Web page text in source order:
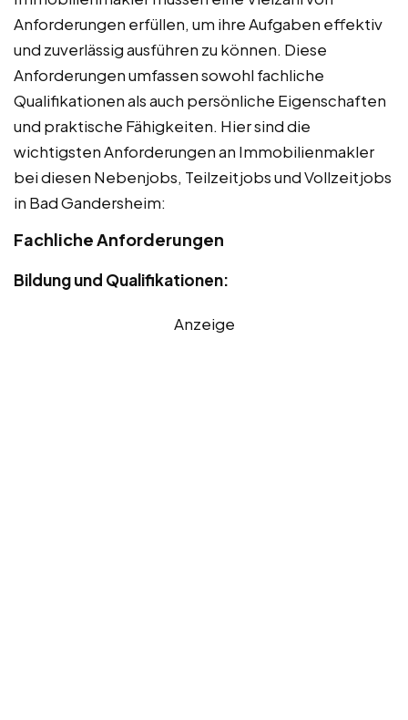
Anforderungen erfüllen, um ihre Aufgaben effektiv
und zuverlässig ausführen zu können. Diese
Anforderungen umfassen sowohl fachliche
Qualifikationen als auch persönliche Eigenschaften
und praktische Fähigkeiten. Hier sind die
wichtigsten Anforderungen an Immobilienmakler
bei diesen Nebenjobs, Teilzeitjobs und Vollzeitjobs
in Bad Gandersheim:
Fachliche Anforderungen
Bildung und Qualifikationen:
Anzeige